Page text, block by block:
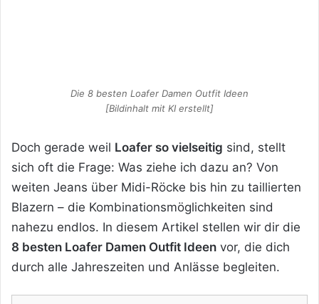
Die 8 besten Loafer Damen Outfit Ideen
[Bildinhalt mit KI erstellt]
Doch gerade weil Loafer so vielseitig sind, stellt
sich oft die Frage: Was ziehe ich dazu an? Von
weiten Jeans über Midi-Röcke bis hin zu taillierten
Blazern – die Kombinationsmöglichkeiten sind
nahezu endlos. In diesem Artikel stellen wir dir die
8 besten Loafer Damen Outfit Ideen vor, die dich
durch alle Jahreszeiten und Anlässe begleiten.